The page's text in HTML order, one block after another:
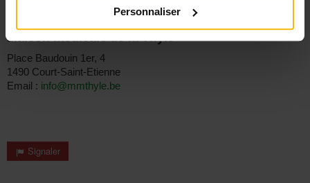
Personnaliser
Maison médicale de la Thyle
Place Baudouin 1er, 4
1490 Court-Saint-Etienne
Email : info@mmthyle.be
Signaler